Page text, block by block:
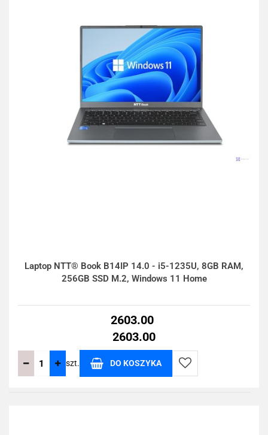
Laptop NTT® Book B14IP 14.0 - i5-1235U, 8GB RAM,
256GB SSD M.2, Windows 11 Home
2603.00
2603.00
szt. DO KOSZYKA
Do